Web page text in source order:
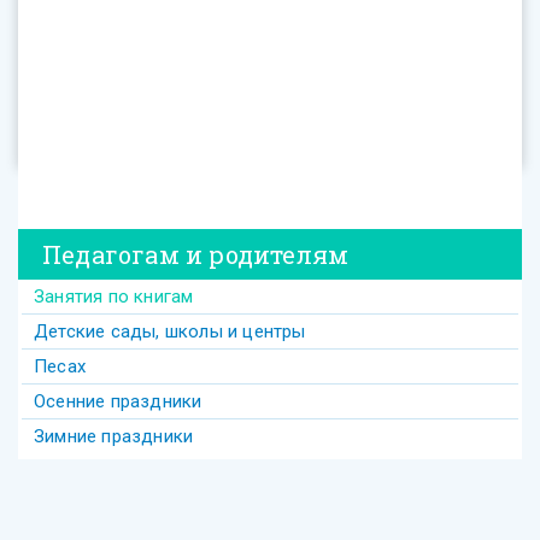
Педагогам и родителям
Занятия по книгам
Детские сады, школы и центры
Песах
Осенние праздники
Зимние праздники